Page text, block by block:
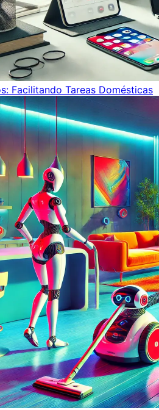
Facilitando Tareas Domésticas